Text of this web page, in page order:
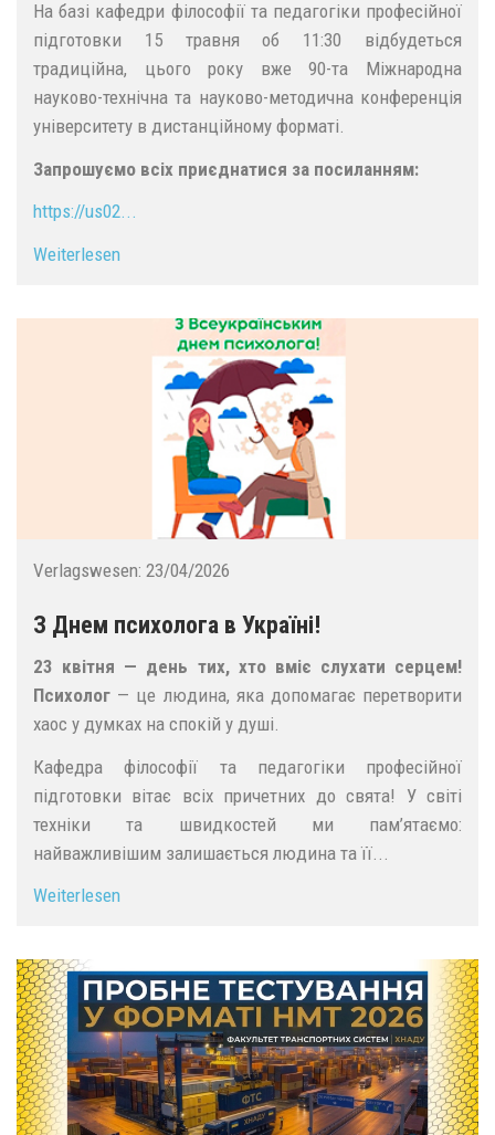
На базі кафедри філософії та педагогіки професійної
підготовки 15 травня об 11:30 відбудеться
традиційна, цього року вже 90-та Міжнародна
науково-технічна та науково-методична конференція
університету в дистанційному форматі.
Запрошуємо всіх приєднатися за посиланням:
https://us02...
Weiterlesen
Verlagswesen: 23/04/2026
З Днем психолога в Україні!
23 квітня — день тих, хто вміє слухати серцем!
Психолог — це людина, яка допомагає перетворити
хаос у думках на спокій у душі.
Кафедра філософії та педагогіки професійної
підготовки вітає всіх причетних до свята! У світі
техніки та швидкостей ми пам’ятаємо:
найважливішим залишається людина та її...
Weiterlesen